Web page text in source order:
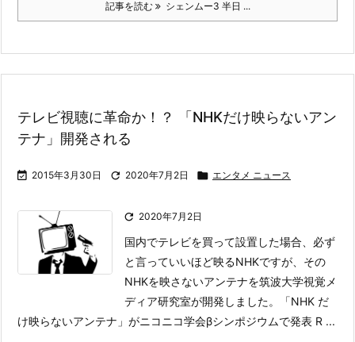
記事を読む シェンムー3 半日 ...
テレビ視聴に革命か！？ 「NHKだけ映らないアン
テナ」開発される
 2015年3月30日  2020年7月2日  エンタメ ニュース
 2020年7月2日
国内でテレビを買って設置した場合、必ず
と言っていいほど映るNHKですが、その
NHKを映さないアンテナを筑波大学視覚メ
ディア研究室が開発しました。
「NHK だ
け映らないアンテナ」がニコニコ学会βシンポジウムで発表 R ...